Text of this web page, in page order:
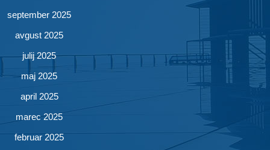
september 2025
avgust 2025
julij 2025
maj 2025
april 2025
marec 2025
februar 2025